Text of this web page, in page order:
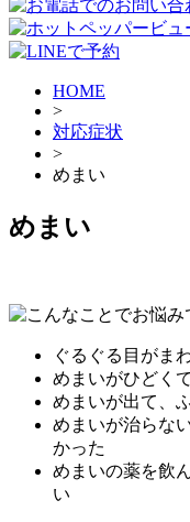
HOME
>
対応症状
>
めまい
めまい
ぐるぐる目がま
めまいがひどく
めまいが出て、
めまいが治らな
かった
めまいの薬を飲
い